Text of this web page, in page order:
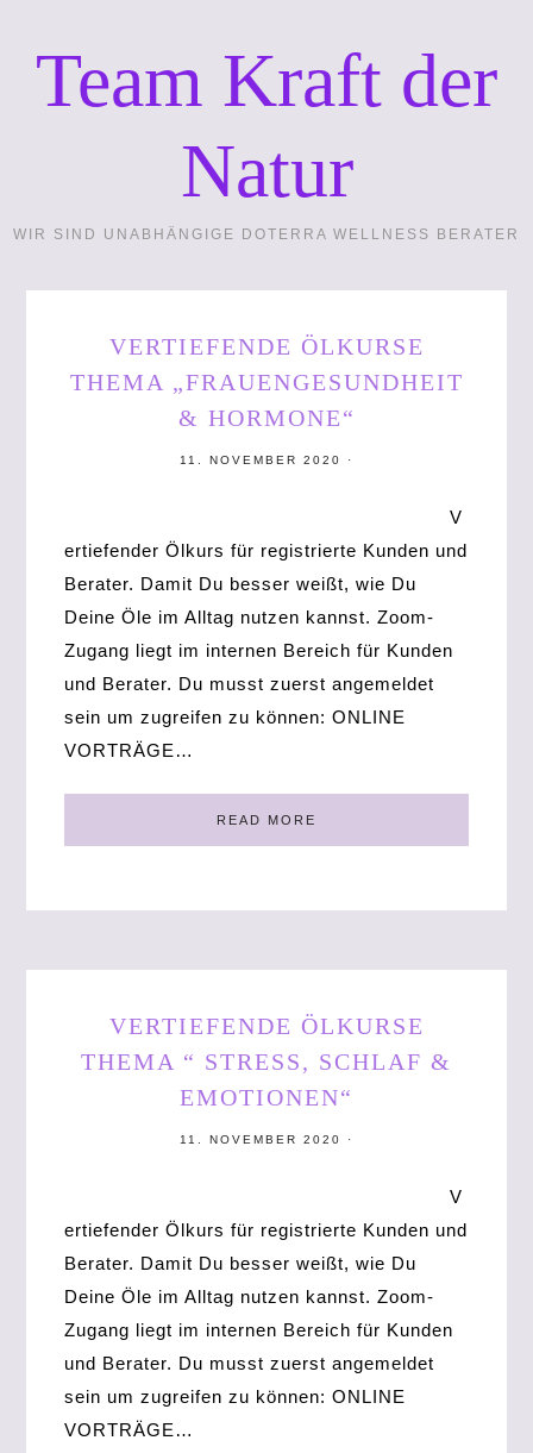
Team Kraft der
Natur
WIR SIND UNABHÄNGIGE DOTERRA WELLNESS BERATER
VERTIEFENDE ÖLKURSE
THEMA „FRAUENGESUNDHEIT
& HORMONE“
11. NOVEMBER 2020 ·
V
ertiefender Ölkurs für registrierte Kunden und
Berater. Damit Du besser weißt, wie Du
Deine Öle im Alltag nutzen kannst. Zoom-
Zugang liegt im internen Bereich für Kunden
und Berater. Du musst zuerst angemeldet
sein um zugreifen zu können: ONLINE
VORTRÄGE…
READ MORE
VERTIEFENDE ÖLKURSE
THEMA “ STRESS, SCHLAF &
EMOTIONEN“
11. NOVEMBER 2020 ·
V
ertiefender Ölkurs für registrierte Kunden und
Berater. Damit Du besser weißt, wie Du
Deine Öle im Alltag nutzen kannst. Zoom-
Zugang liegt im internen Bereich für Kunden
und Berater. Du musst zuerst angemeldet
sein um zugreifen zu können: ONLINE
VORTRÄGE…